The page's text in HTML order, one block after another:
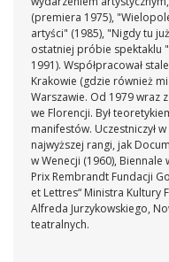
(premiera 1975),
artyści" (1985), "Nigdy tu
ostatniej próbie spektaklu
1991). Współpracował
Krakowie (gdzie również
Warszawie. Od 1979 wraz
we Florencji. Był
manifestów. Uczestniczył
najwyższej rangi, jak
w Wenecji (1960), Biennale
Prix Rembrandt Fundacji
et Lettres“ Ministra Kultury
Alfreda Jurzykowskiego,
teatralnych.